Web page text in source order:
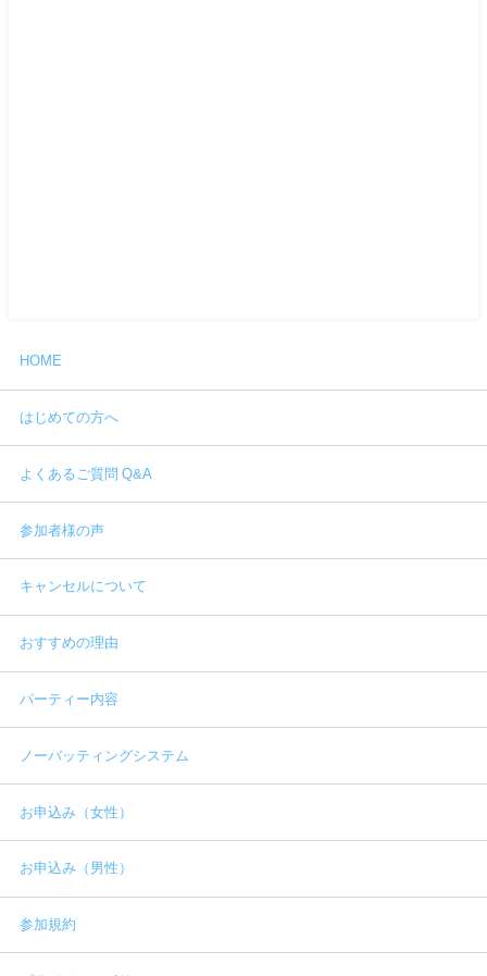
HOME
はじめての方へ
よくあるご質問 Q&A
参加者様の声
キャンセルについて
おすすめの理由
パーティー内容
ノーバッティングシステム
お申込み（女性）
お申込み（男性）
参加規約